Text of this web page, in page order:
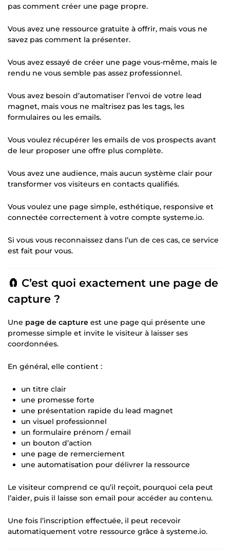
pas comment créer une page propre.
Vous avez une ressource gratuite à offrir, mais vous ne
savez pas comment la présenter.
Vous avez essayé de créer une page vous-même, mais le
rendu ne vous semble pas assez professionnel.
Vous avez besoin d’automatiser l’envoi de votre lead
magnet, mais vous ne maîtrisez pas les tags, les
formulaires ou les emails.
Vous voulez récupérer les emails de vos prospects avant
de leur proposer une offre plus complète.
Vous avez une audience, mais aucun système clair pour
transformer vos visiteurs en contacts qualifiés.
Vous voulez une page simple, esthétique, responsive et
connectée correctement à votre compte systeme.io.
Si vous vous reconnaissez dans l’un de ces cas, ce service
est fait pour vous.
🧲 C’est quoi exactement une page de
capture ?
Une page de capture est une page qui présente une
promesse simple et invite le visiteur à laisser ses
coordonnées.
En général, elle contient :
un titre clair
une promesse forte
une présentation rapide du lead magnet
un visuel professionnel
un formulaire prénom / email
un bouton d’action
une page de remerciement
une automatisation pour délivrer la ressource
Le visiteur comprend ce qu’il reçoit, pourquoi cela peut
l’aider, puis il laisse son email pour accéder au contenu.
Une fois l’inscription effectuée, il peut recevoir
automatiquement votre ressource grâce à systeme.io.